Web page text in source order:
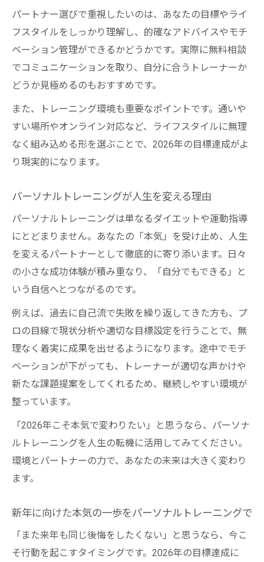
ダイエットと健康を両立するための習慣設
計術
トレーナーと二人三脚で叶える理想の未来
パートナー選びで重視したいのは、あなたの目標やライ
フスタイルをしっかり理解し、的確なアドバイスやモチ
ベーション管理ができるかどうかです。実際に無料相談
でコミュニケーションを取り、自分に合うトレーナーか
どうか見極めるのもおすすめです。
また、トレーニング環境も重要なポイントです。通いや
すい場所やオンライン対応など、ライフスタイルに無理
なく組み込める形を選ぶことで、2026年の目標達成がよ
り現実的になります。
パーソナルトレーニングが人生を変える理由
パーソナルトレーニングは単なるダイエットや運動指導
にとどまりません。あなたの「本気」を受け止め、人生
を変えるパートナーとして徹底的に寄り添います。日々
の小さな成功体験が積み重なり、「自分でもできる」と
いう自信へとつながるのです。
例えば、過去に自己流で失敗を繰り返してきた方も、プ
ロの目線で現状分析や適切な目標設定を行うことで、無
理なく着実に成果を出せるようになります。途中でモチ
ベーションが下がっても、トレーナーが適切な声かけや
新たな課題提案をしてくれるため、継続しやすい環境が
整っています。
「2026年こそ本気で変わりたい」と思うなら、パーソナ
ルトレーニングを人生の転機に活用してみてください。
環境とパートナーの力で、あなたの未来は大きく変わり
ます。
新年に向けた本気の一歩をパーソナルトレーニングで
「また来年も同じ後悔をしたくない」と思うなら、今こ
そ行動を起こすタイミングです。2026年の目標達成に